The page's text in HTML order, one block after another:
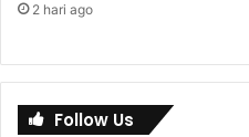
2 hari ago
Follow Us